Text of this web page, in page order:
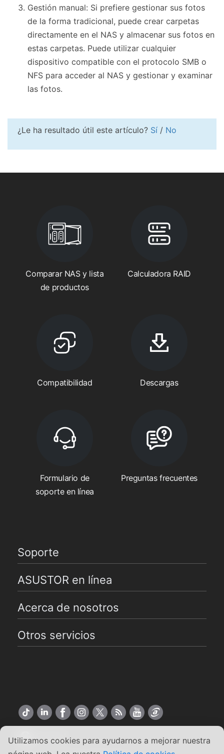
Utilizamos cookies para ayudarnos a mejorar nuestra
Gestión manual: Si prefiere gestionar sus fotos
de la forma tradicional, puede crear carpetas
directamente en el NAS y almacenar sus fotos en
estas carpetas. Puede utilizar cualquier
dispositivo compatible con el protocolo SMB o
NFS para acceder al NAS y gestionar y examinar
las fotos.
¿Le ha resultado útil este artículo? Sí / No
Comparar NAS y lista
de productos
Calculadora RAID
Compatibilidad Descargas
Formulario de
soporte en línea
Preguntas frecuentes
Soporte
ASUSTOR en línea
Acerca de nosotros
Otros servicios
Español